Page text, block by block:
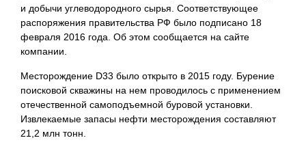
и добычи углеводородного сырья. Соответствующее
распоряжения правительства РФ было подписано 18
февраля 2016 года. Об этом сообщается на сайте
компании.
Месторождение D33 было открыто в 2015 году. Бурение
поисковой скважины на нем проводилось с применением
отечественной самоподъемной буровой установки.
Извлекаемые запасы нефти месторождения составляют
21,2 млн тонн.